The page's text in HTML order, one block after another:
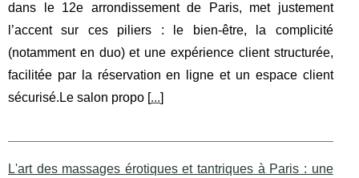
dans le 12e arrondissement de Paris, met justement
l’accent sur ces piliers : le bien‑être, la complicité
(notamment en duo) et une expérience client structurée,
facilitée par la réservation en ligne et un espace client
sécurisé.Le salon propo [...]
L'art des massages érotiques et tantriques à Paris : une